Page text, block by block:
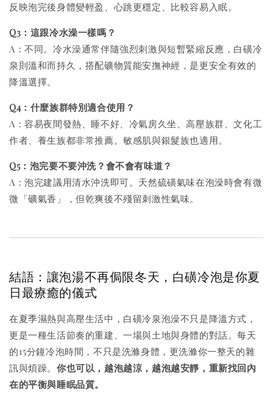
反映泡完後身體變輕盈、心跳更穩定、比較容易入眠。
Q3：這跟冷水澡一樣嗎？
A：不同。冷水澡通常伴隨強烈刺激與短暫緊縮反應，白磺冷
泉則溫和而持久，搭配礦物質能安撫神經，是更安全有效的
降溫選擇。
Q4：什麼族群特別適合使用？
A：容易夜間發熱、睡不好、冷氣房久坐、高壓族群、文化工
作者、養生族都非常推薦。敏感肌與銀髮族也適用。
Q5：泡完要不要沖洗？會不會有味道？
A：泡完建議用清水沖洗即可。天然硫磺氣味在泡澡時會有微
微「礦氣香」，但乾爽後不殘留刺激性氣味。
結語：讓泡湯不再侷限冬天，白磺冷泡是你夏
日最療癒的儀式
在夏季濕熱與高壓生活中，白磺冷泉泡澡不只是降溫方式，
更是一種生活節奏的重建、一場與土地與身體的對話。每天
的15分鐘冷泡時間，不只是洗滌身體，更洗滌你一整天的雜
訊與煩躁。 你也可以，越泡越涼，越泡越安靜，重新找回內
在的平衡與睡眠品質。